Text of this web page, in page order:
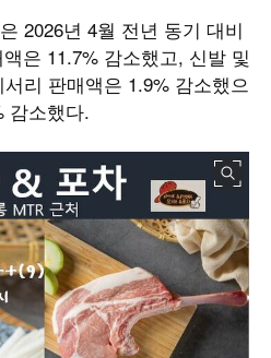
2026년 4월 전년 동기 대비
은 11.7% 감소했고, 신발 및
리 판매액은 1.9% 감소했으
감소했다.